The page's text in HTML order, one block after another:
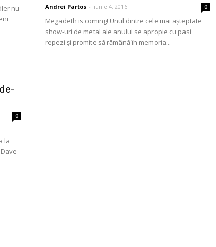
nu
Andrei Partos - iunie 4, 2016 0
Megadeth is coming! Unul dintre cele mai așteptate
show-uri de metal ale anului se apropie cu pasi
repezi și promite să rămână în memoria...
0
la